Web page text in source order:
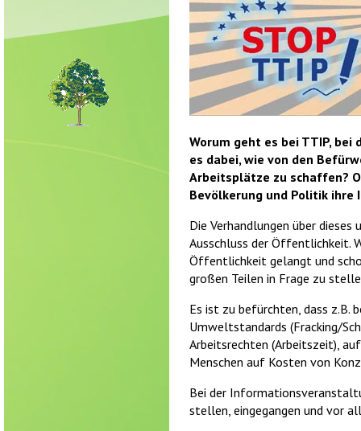
Worum geht es bei TTIP,
es dabei, wie von den
Arbeitsplätze zu schaffen?
Bevölkerung und Politik ihre
Die Verhandlungen über
Ausschluss der Öffentlichkeit.
Öffentlichkeit gelangt und
großen Teilen in Frage zu
Es ist zu befürchten, dass z.B.
Umweltstandards (Fracking/
Arbeitsrechten (Arbeitszeit),
Menschen auf Kosten von
Bei der
stellen, eingegangen und vor